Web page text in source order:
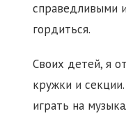
справедливыми
гордиться.
Своих детей, я
кружки и
играть на